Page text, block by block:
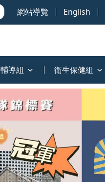
網站導覽 English
導組 衛生保健組